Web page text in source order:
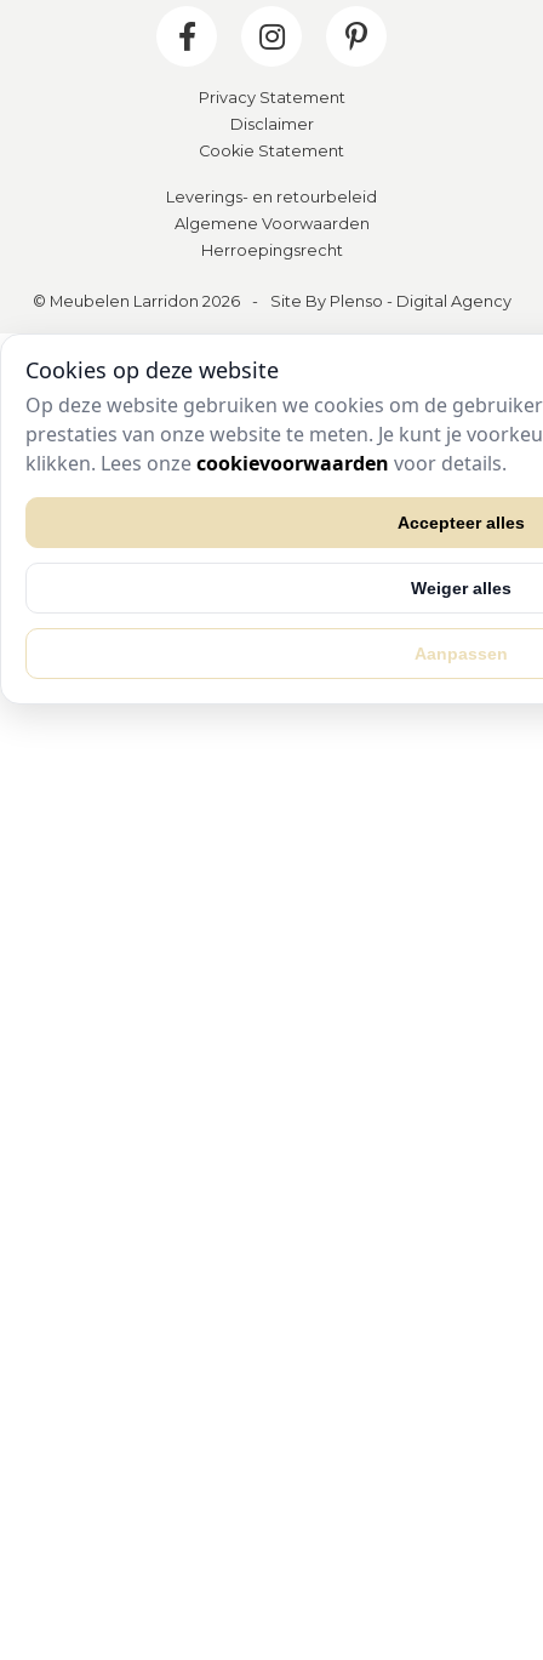
Privacy Statement
Disclaimer
Cookie Statement
Leverings- en retourbeleid
Algemene Voorwaarden
Herroepingsrecht
© Meubelen Larridon 2026 - Site By Plenso - Digital Agency
Cookies op deze website
Op deze website gebruiken we cookies om de
prestaties van onze website te meten. Je kunt je
klikken. Lees onzecookievoorwaarden voor details.
Accepteer alles
Weiger alles
Aanpassen